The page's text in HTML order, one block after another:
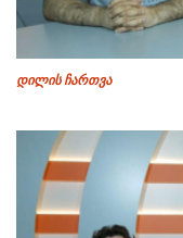
დილის ჩართვა